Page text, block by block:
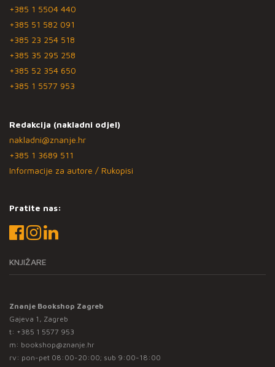
+385 1 5504 440
+385 51 582 091
+385 23 254 518
+385 35 295 258
+385 52 354 650
+385 1 5577 953
Redakcija (nakladni odjel)
nakladni@znanje.hr
+385 1 3689 511
Informacije za autore / Rukopisi
Pratite nas:
KNJIŽARE
Znanje Bookshop Zagreb
Gajeva 1, Zagreb
t: +385 1 5577 953
m: bookshop@znanje.hr
rv: pon-pet 08:00-20:00; sub 9:00-18:00